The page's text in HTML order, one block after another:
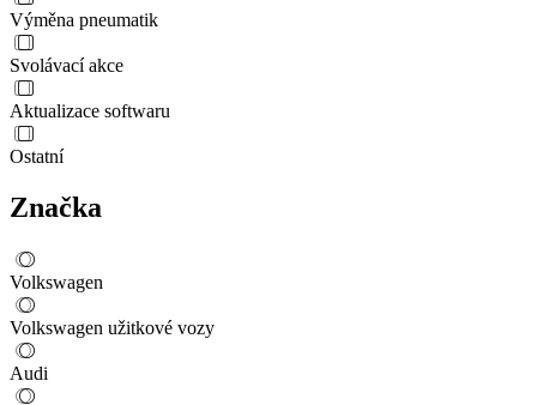
Výměna pneumatik
Svolávací akce
Aktualizace softwaru
Ostatní
Značka
Volkswagen
Volkswagen užitkové vozy
Audi